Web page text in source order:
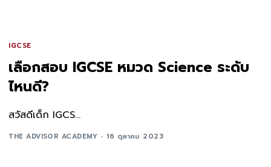
IGCSE
เลือกสอบ IGCSE หมวด Science ระดับ
ไหนดี?
สวัสดีเด็ก IGCS...
THE ADVISOR ACADEMY 16 ตุลาคม 2023